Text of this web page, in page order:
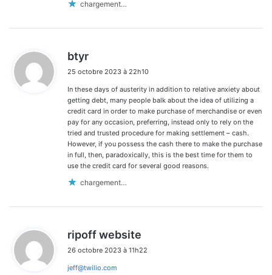
chargement…
btyr
t
:
25 octobre 2023 à 22h10
In these days of austerity in addition to relative anxiety about
getting debt, many people balk about the idea of utilizing a
credit card in order to make purchase of merchandise or even
pay for any occasion, preferring, instead only to rely on the
tried and trusted procedure for making settlement – cash.
However, if you possess the cash there to make the purchase
in full, then, paradoxically, this is the best time for them to
use the credit card for several good reasons.
chargement…
ripoff website
t
26 octobre 2023 à 11h22
jeff@twilio.com